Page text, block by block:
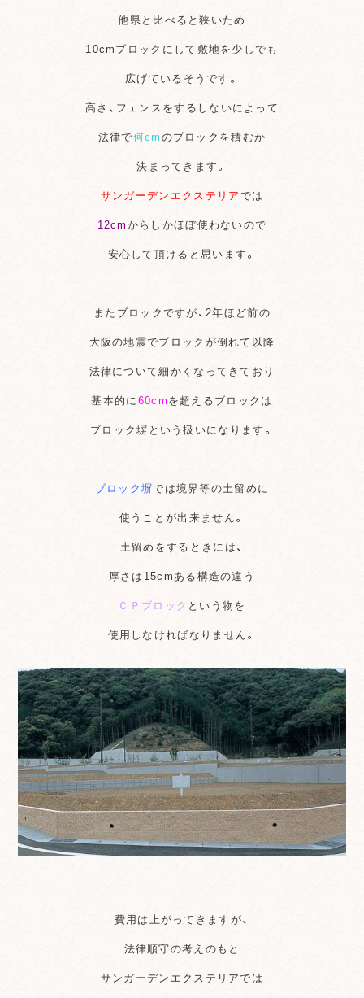
他県と比べると狭いため
10cmブロックにして敷地を少しでも
広げているそうです。
高さ、フェンスをするしないによって
法律で何cmのブロックを積むか
決まってきます。
サンガーデンエクステリアでは
12cmからしかほぼ使わないので
安心して頂けると思います。
またブロックですが、2年ほど前の
大阪の地震でブロックが倒れて以降
法律について細かくなってきており
基本的に60cmを超えるブロックは
ブロック塀という扱いになります。
ブロック塀では境界等の土留めに
使うことが出来ません。
土留めをするときには、
厚さは15cmある構造の違う
ＣＰブロック という物を
使用しなければなりません。
費用は上がってきますが、
法律順守の考えのもと
サンガーデンエクステリアでは